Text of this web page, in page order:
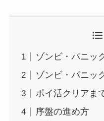
ゾンビ・パニッ
ゾンビ・パニッ
ポイ活クリアま
序盤の進め方